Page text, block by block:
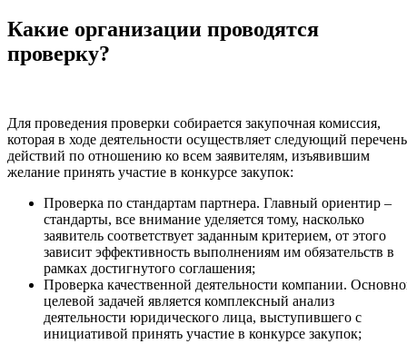
Какие организации проводятся
проверку?
Для проведения проверки собирается закупочная комиссия,
которая в ходе деятельности осуществляет следующий перечень
действий по отношению ко всем заявителям, изъявившим
желание принять участие в конкурсе закупок:
Проверка по стандартам партнера. Главный ориентир –
стандарты, все внимание уделяется тому, насколько
заявитель соответствует заданным критерием, от этого
зависит эффективность выполнениям им обязательств в
рамках достигнутого соглашения;
Проверка качественной деятельности компании.
целевой задачей является комплексный анализ
деятельности юридического лица, выступившего с
инициативой принять участие в конкурсе закупок;